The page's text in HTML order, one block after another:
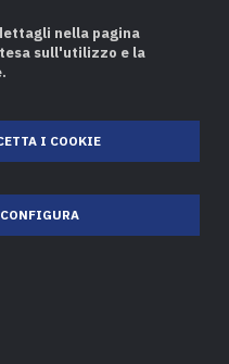
conti ildecreto 24 luglio
e le pari opportunità, di
e delle finanze, che, in
legge 21 giugno 2022, n.
legge 3 luglio 2023, n.
nella pagina
sull'utilizzo e la
I COOKIE
CONFIGURA